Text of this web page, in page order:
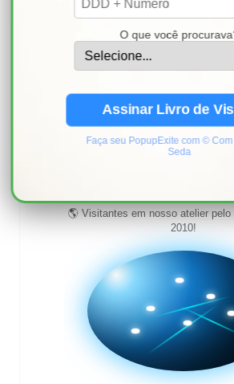
PESQUISAR ESTE BLOG
✨ Obrigado aos mais de
🌎 Visitantes em nosso atelier pelo
2010!
O que você
Assinar Livro de
Faça seu PopupExite com ©
Seda